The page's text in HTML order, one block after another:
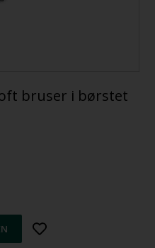
bruser i børstet